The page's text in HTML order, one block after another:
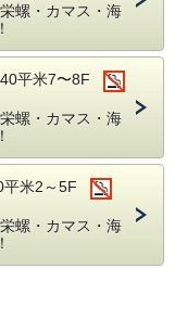
螺・カマス・海
40平米7〜8F
螺・カマス・海
平米2～5F
螺・カマス・海